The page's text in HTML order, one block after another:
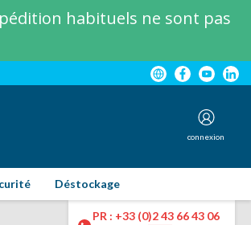
habituels ne sont pas
connexion
PR : +33 (0)2 43 66 43 06
Déstockage